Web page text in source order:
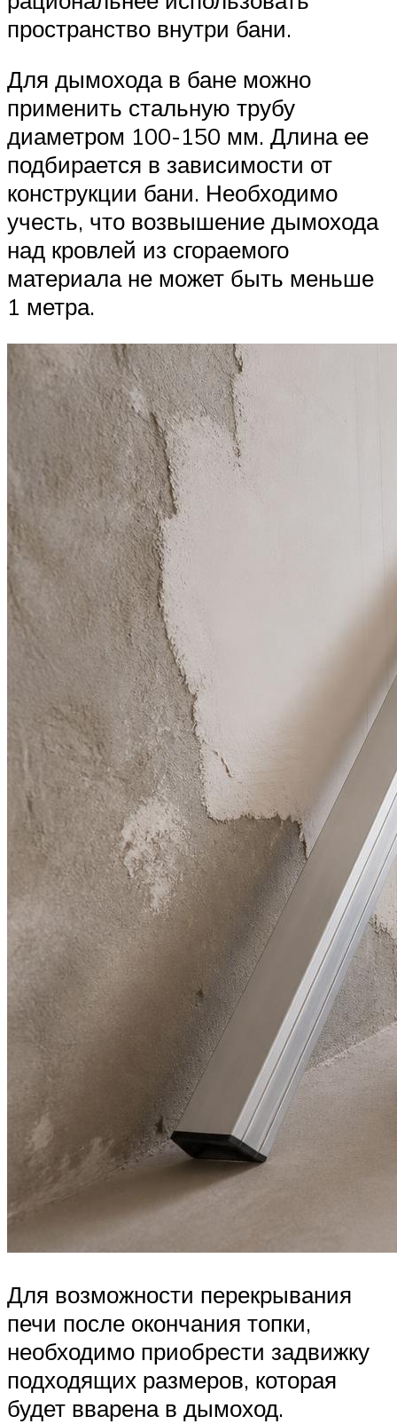
пространство внутри бани.
Для дымохода в бане можно
применить стальную трубу
диаметром 100-150 мм. Длина ее
подбирается в зависимости от
конструкции бани. Необходимо
учесть, что возвышение дымохода
над кровлей из сгораемого
материала не может быть меньше
1 метра.
Для возможности перекрывания
печи после окончания топки,
необходимо приобрести задвижку
подходящих размеров, которая
будет вварена в дымоход.